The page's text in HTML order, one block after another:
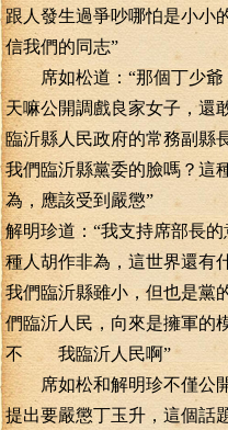
跟人發生過爭吵哪怕是小小
信我們的同志”
席如松道：“那個丁少爺
天嘛公開調戲良家女子，還
臨沂縣人民政府的常務副縣
我們臨沂縣黨委的臉嗎？這
為，應該受到嚴懲”
解明珍道：“我支持席部長
種人胡作非為，這世界還有
我們臨沂縣雖小，但也是黨
們臨沂人民，向來是擁軍的
不 我臨沂人民啊”
席如松和解明珍不僅公開
提出要嚴懲丁玉升，這個話